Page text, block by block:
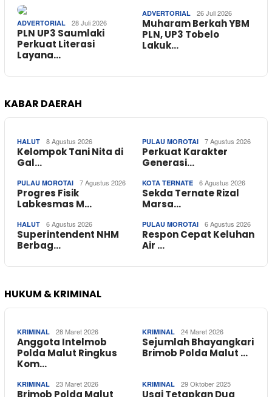
ADVERTORIAL 28 Juli 2026
PLN UP3 Saumlaki
Perkuat Literasi
Layana…
ADVERTORIAL 26 Juli 2026
Muharam Berkah YBM
PLN, UP3 Tobelo
Lakuk…
KABAR DAERAH
HALUT 8 Agustus 2026
Kelompok Tani Nita di
Gal…
PULAU MOROTAI 7 Agustus 2026
Perkuat Karakter
Generasi…
PULAU MOROTAI 7 Agustus 2026
Progres Fisik
Labkesmas M…
KOTA TERNATE 6 Agustus 2026
Sekda Ternate Rizal
Marsa…
HALUT 6 Agustus 2026
Superintendent NHM
Berbag…
PULAU MOROTAI 6 Agustus 2026
Respon Cepat Keluhan
Air …
HUKUM & KRIMINAL
KRIMINAL 28 Maret 2026
Anggota Intelmob
Polda Malut Ringkus
Kom…
KRIMINAL 24 Maret 2026
Sejumlah Bhayangkari
Brimob Polda Malut …
KRIMINAL 23 Maret 2026
Brimob Polda Malut
KRIMINAL 29 Oktober 2025
Usai Tetapkan Dua